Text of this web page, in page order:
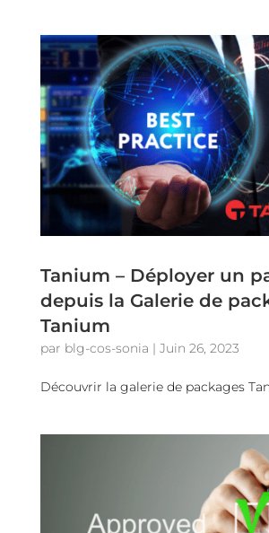
Tanium – Déployer un
depuis la Galerie de
Tanium
par blg-cos-sonia | Juin 26, 2023
Découvrir la galerie de packages